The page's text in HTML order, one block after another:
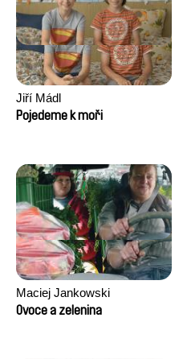
Jiří Mádl
Pojedeme k moři
Maciej Jankowski
Ovoce a zelenina